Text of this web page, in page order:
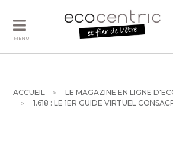
MENU
ACCUEIL
LE MAGAZINE EN LIGNE
1.618 : LE 1ER GUIDE VIRTUEL